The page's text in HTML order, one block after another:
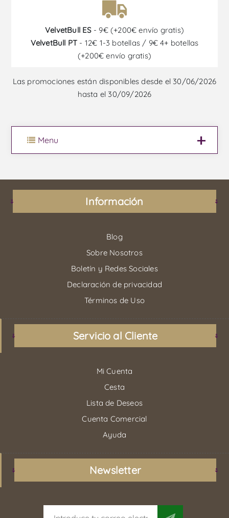
VelvetBull ES- 9€ (+200€ envío gratis)
VelvetBull PT - 12€ 1-3 botellas / 9€ 4+ botellas
(+200€ envío gratis)
Las promociones están disponibles desde el 30/06/2026
hasta el 30/09/2026
Menu
Información
Blog
Sobre Nosotros
Boletín y Redes Sociales
Declaración de privacidad
Términos de Uso
Servicio al Cliente
Mi Cuenta
Cesta
Lista de Deseos
Cuenta Comercial
Ayuda
Newsletter